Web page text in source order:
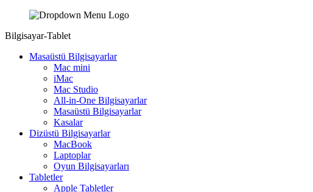
Bilgisayar-Tablet
Masaüstü Bilgisayarlar
Mac mini
iMac
Mac Studio
All-in-One Bilgisayarlar
Masaüstü Bilgisayarlar
Kasalar
Dizüstü Bilgisayarlar
MacBook
Laptoplar
Oyun Bilgisayarları
Tabletler
Apple Tabletler